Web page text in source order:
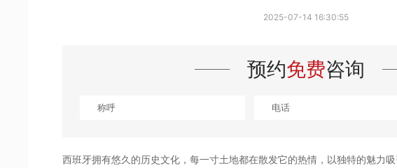
2025-07-14 16:30:55
预约免费咨询
西班牙拥有悠久的历史文化，每一寸土地都在散发它的热情，以独特的魅力吸